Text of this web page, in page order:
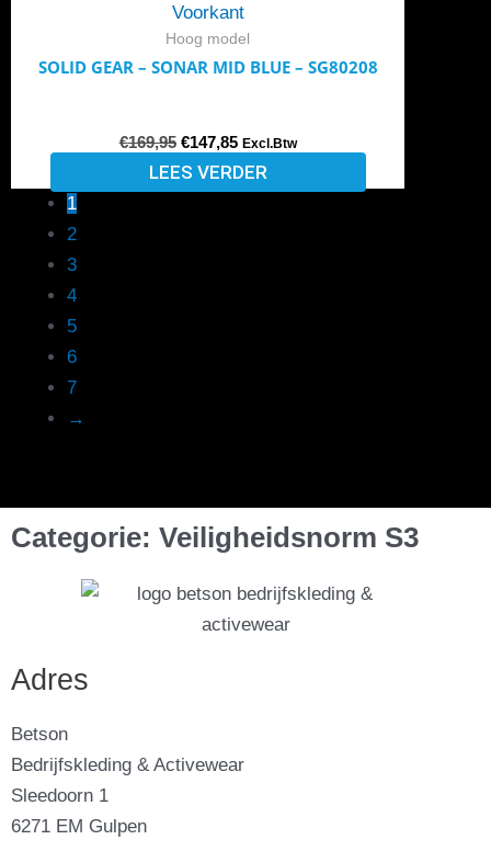
Hoog model
SOLID GEAR – SONAR MID BLUE – SG80208
€169,95 €147,85 Excl.Btw
LEES VERDER
1
2
3
4
5
6
7
→
Categorie: Veiligheidsnorm S3
Adres
Betson
Bedrijfskleding & Activewear
Sleedoorn 1
6271 EM Gulpen